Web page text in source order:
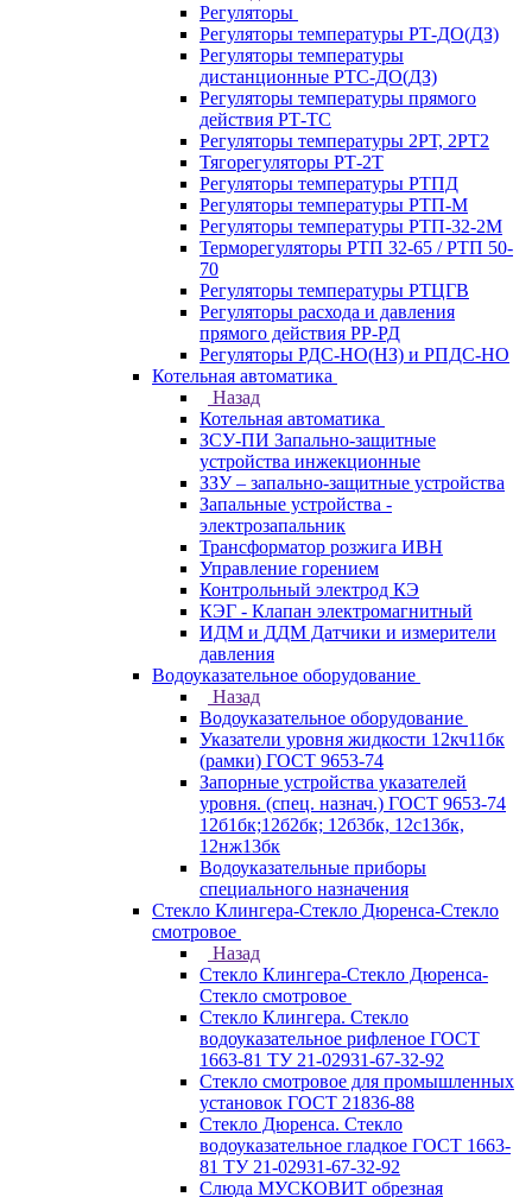
Регуляторы
Регуляторы температуры РТ-ДО(ДЗ)
Регуляторы температуры
дистанционные РТС-ДО(ДЗ)
Регуляторы температуры прямого
действия РТ-ТС
Регуляторы температуры 2РТ, 2РT2
Тягорегуляторы РТ-2Т
Регуляторы температуры РТПД
Регуляторы температуры РТП-M
Регуляторы температуры РТП-32-2М
Терморегуляторы РТП 32-65 / РТП 50-
70
Регуляторы температуры РТЦГВ
Регуляторы расхода и давления
прямого действия РР-РД
Регуляторы РДС-НО(НЗ) и РПДС-НО
Котельная автоматика
Назад
Котельная автоматика
ЗСУ-ПИ Запально-защитные
устройства инжекционные
ЗЗУ – запально-защитные устройства
Запальные устройства -
электрозапальник
Трансформатор розжига ИВН
Управление горением
Контрольный электрод КЭ
КЭГ - Клапан электромагнитный
ИДМ и ДДМ Датчики и измерители
давления
Водоуказательное оборудование
Назад
Водоуказательное оборудование
Указатели уровня жидкости 12кч11бк
(рамки) ГОСТ 9653-74
Запорные устройства указателей
уровня. (спец. назнач.) ГОСТ 9653-74
12б1бк;12б2бк; 12б3бк, 12с13бк,
12нж13бк
Водоуказательные приборы
специального назначения
Стекло Клингера-Стекло Дюренса-Стекло
смотровое
Назад
Стекло Клингера-Стекло Дюренса-
Стекло смотровое
Стекло Клингера. Стекло
водоуказательное рифленое ГОСТ
1663-81 ТУ 21-02931-67-32-92
Стекло смотровое для промышленных
установок ГОСТ 21836-88
Стекло Дюренса. Стекло
водоуказательное гладкое ГОСТ 1663-
81 ТУ 21-02931-67-32-92
Слюда МУСКОВИТ обрезная